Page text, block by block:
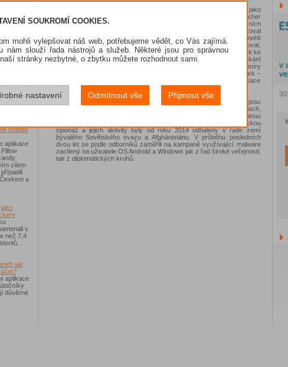
už
jiného
Wi-Fi sítě
riziko
s
mobilní
aplikace
cílem
a
v
než 7,4
jak
aplikace
důvěrné
Útočníci rozšířili Octopus prostřednictvím archivu, který maskovali jako
alternativní verzi Telegramu pro kazašské opoziční strany. Launcher
navíc opatřili všeobecně známým symbolem jedné z opozičních
politických stran, proto soubor s ukrytým trojským koněm nevzbuzoval
na první pohled mnoho pochybností. Po jeho spuštění se hackeři mohli
dostat k uživatelským datům, která mohli oklasifikovat, zablokovat,
upravit, zkopírovat nebo stáhnout. Získali tak volné pole působnosti ke
sledování aktivit uživatelů, ke krádežím citlivých dat nebo získání
zadních vrátek do jejich systému. Scénář útoku je do značné míry
podobný s kyber-špionážními aktivitami hackerské skupiny Zoo Park –
v tomto případě se malware použitý pro APT útoky tvářil jako aplikace
Telegramu.
Díky speciálním algoritmům společnosti Kaspersky Lab, které jsou
navržené tak, aby rozpoznávaly podobnosti v softwarových kódech,
odhalili bezpečnostní odborníci pojítko mezi Octopusem a skupinou
DustSquad. Tito ruskojazyční hackeři se zaměřují na kybernetickou
špionáž a jejich aktivity byly od roku 2014 odhaleny v řade zemí
bývalého Sovětského svazu a Afghánistánu. V průběhu posledních
dvou let se podle odborníků zaměřili na kampaně využívající malware
zacílený na uživatele OS Android a Windows jak z řad široké veřejnosti,
tak z diplomatických kruhů.
SOUKROMÍ COOKIES.
mohli vylepšovat náš web, potřebujeme vědět, co Vás zajímá.
nám slouží řada nástrojů a služeb. Některé jsou pro správnou
stránky nezbytné, o zbytku můžete rozhodnout sami.
nastavení Odmítnout vše Přijmout vše